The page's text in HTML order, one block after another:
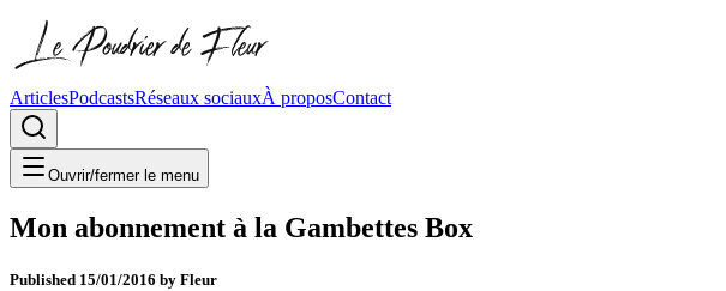
ArticlesPodcastsRéseaux sociauxÀ proposContact
Ouvrir/fermer le menu
Mon abonnement à la Gambettes Box
Published 15/01/2016 by Fleur